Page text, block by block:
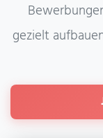
gezielt